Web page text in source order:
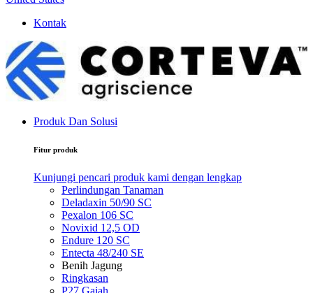
Kontak
Produk Dan Solusi
Fitur produk
Kunjungi pencari produk kami dengan lengkap
Perlindungan Tanaman
Deladaxin 50/90 SC
Pexalon 106 SC
Novixid 12,5 OD
Endure 120 SC
Entecta 48/240 SE
Benih Jagung
Ringkasan
P27 Gajah